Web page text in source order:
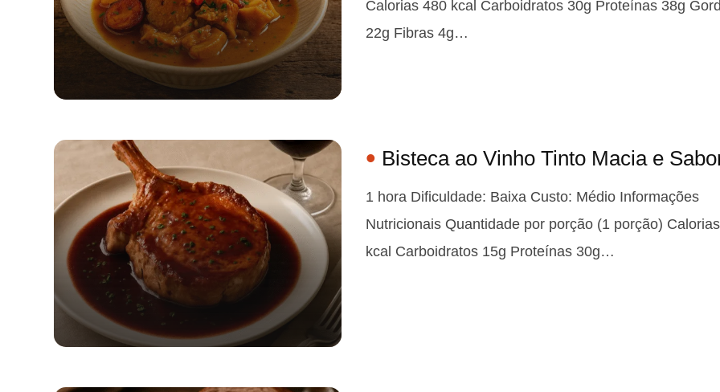
Calorias 480 kcal Carboidratos 30g Proteínas 38g
22g Fibras 4g…
Bisteca ao Vinho Tinto Macia e
1 hora Dificuldade: Baixa Custo: Médio Informações
Nutricionais Quantidade por porção (1 porção)
kcal Carboidratos 15g Proteínas 30g…